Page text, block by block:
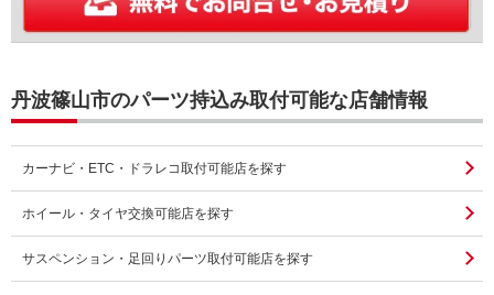
丹波篠山市のパーツ持込み取付可能な店舗情報
カーナビ・ETC・ドラレコ取付可能店を探す
ホイール・タイヤ交換可能店を探す
サスペンション・足回りパーツ取付可能店を探す